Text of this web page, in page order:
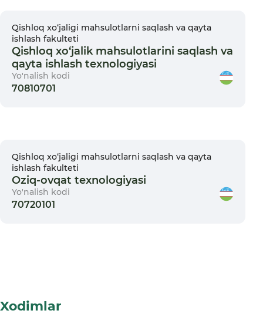
Qishloq xо‘jaligi mahsulotlarni saqlash va qayta
ishlash fakulteti
Qishloq xo‘jalik mahsulotlarini saqlash va
qayta ishlash texnologiyasi
Yo'nalish kodi
70810701
Qishloq xо‘jaligi mahsulotlarni saqlash va qayta
ishlash fakulteti
Oziq-ovqat texnologiyasi
Yo'nalish kodi
70720101
Xodimlar